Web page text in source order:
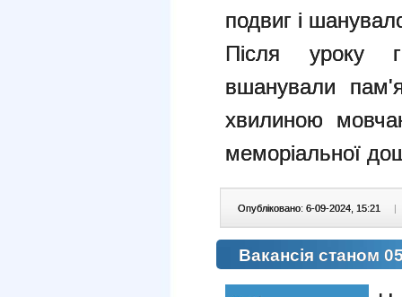
подвиг і
Після уроку
вшанували
хвилиною
меморіальної
Опубліковано: 6-09-2024, 15:21 |
Вакансія станом